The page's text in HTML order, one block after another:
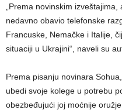
„Prema novinskim
nedavno obavio telefonske
Francuske, Nemačke i Italije,
situaciji u Ukrajini“, naveli su
Prema pisanju novinara
ubedi svoje kolege u potrebu
obezbeđujući joj moćnije